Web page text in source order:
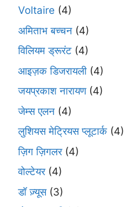
Voltaire (4)
अमिताभ बच्चन (4)
विलियम ड्रूरंट (4)
आइज़क डिजरायली (4)
जयप्रकाश नारायण(4)
जेम्स एलन (4)
लुशियस मेट्रियस प्लूटार्क (4)
ज़िग ज़िगलर(4)
वोल्टेयर(4)
डॉ ज़्यूस(3)